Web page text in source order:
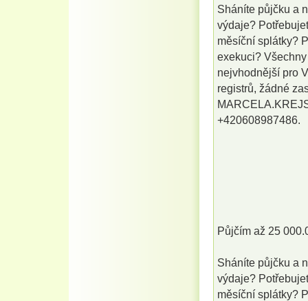
Sháníte půjčku a
výdaje?
měsíční splátky?
exekuci?
nejvhodnější pro
registrů, žádné
+420608987486.
Půjčím až 25
Sháníte půjčku a
výdaje?
měsíční splátky?